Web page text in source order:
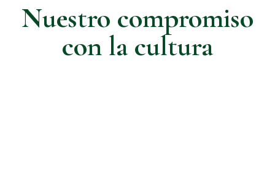
Nuestro compromiso
con la cultura